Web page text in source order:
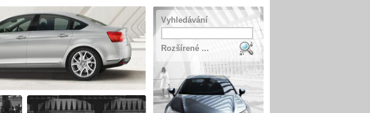
Vyhledávání
Rozšírené ...